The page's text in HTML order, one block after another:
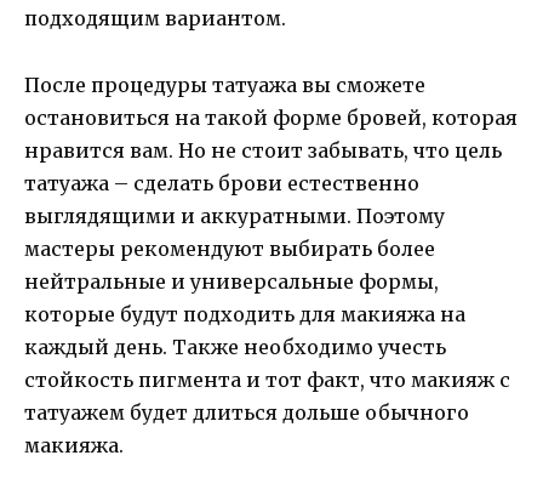
подходящим вариантом.
После процедуры татуажа вы сможете
остановиться на такой форме бровей, которая
нравится вам. Но не стоит забывать, что цель
татуажа – сделать брови естественно
выглядящими и аккуратными. Поэтому
мастеры рекомендуют выбирать более
нейтральные и универсальные формы,
которые будут подходить для макияжа на
каждый день. Также необходимо учесть
стойкость пигмента и тот факт, что макияж с
татуажем будет длиться дольше обычного
макияжа.